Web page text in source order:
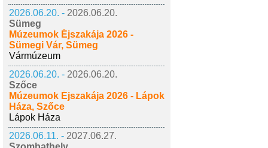
2026.06.20. - 2026.06.20.
Sümeg
Múzeumok Éjszakája 2026 -
Sümegi Vár, Sümeg
Vármúzeum
2026.06.20. - 2026.06.20.
Szőce
Múzeumok Éjszakája 2026 - Lápok
Háza, Szőce
Lápok Háza
2026.06.11. - 2027.06.27.